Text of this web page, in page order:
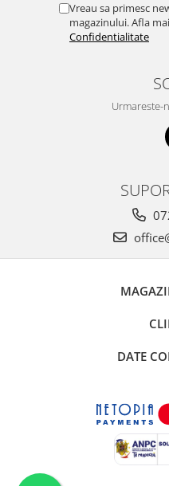
Vreau sa primesc
magazinului. Afla
Confidentialitate
Urmareste-
DATE